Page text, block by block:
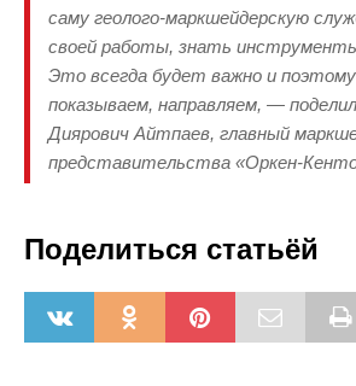
саму геолого-маркшейдерскую
своей работы, знать
Это всегда будет важно и
показываем, направляем, —
Диярович Айтпаев, главный
представительства «Оркен-
Поделиться статьёй